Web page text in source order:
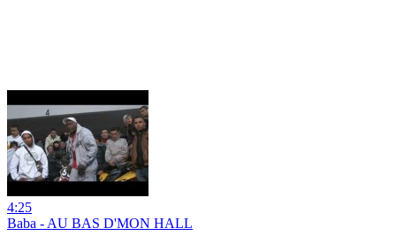
4:25
Baba - AU BAS D'MON HALL